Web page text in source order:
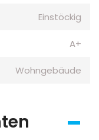
Einstöckig
A+
Wohngebäude